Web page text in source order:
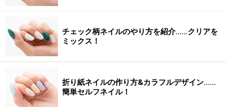
■ネイルアートデザイン制作■
ネイルサロン 「 erikonail
OMOTESANDO（03-3409-5577）、SHINJYUKU（03-
3352-0129）
GINZA（03-6252-3300）、HIROO by erikonail（03-3442-
1155）
チェック柄ネイルのやり方を紹介……クリアを
ミックス！
折り紙ネイルの作り方&カラフルデザイン……
簡単セルフネイル！